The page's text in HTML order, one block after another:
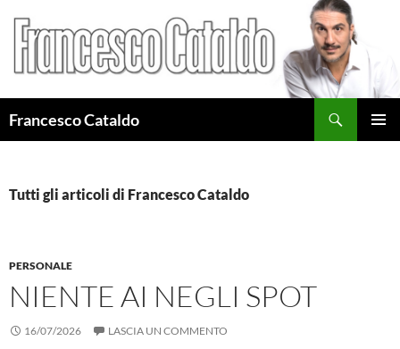
Francesco Cataldo
Tutti gli articoli di Francesco Cataldo
PERSONALE
NIENTE AI NEGLI SPOT
16/07/2026 LASCIA UN COMMENTO